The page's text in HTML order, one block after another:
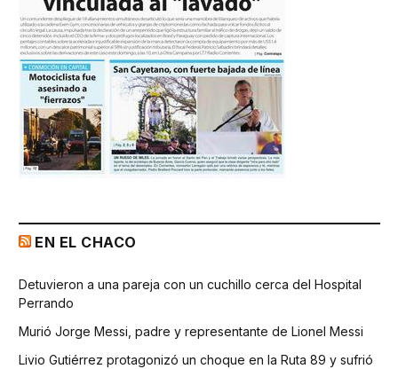
EN EL CHACO
Detuvieron a una pareja con un cuchillo cerca del Hospital
Perrando
Murió Jorge Messi, padre y representante de Lionel Messi
Livio Gutiérrez protagonizó un choque en la Ruta 89 y sufrió